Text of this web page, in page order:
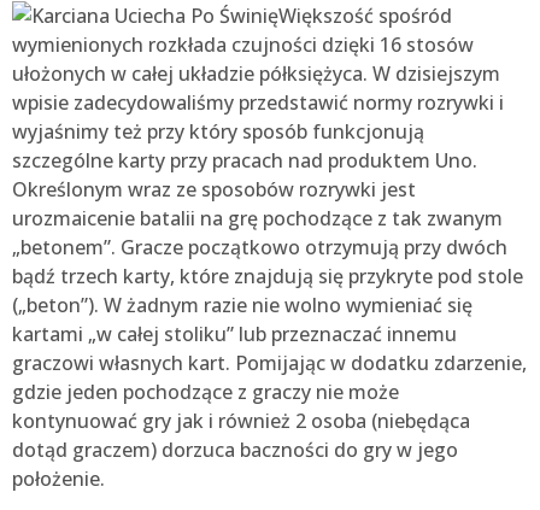
Większość spośród
wymienionych rozkłada czujności dzięki 16 stosów
ułożonych w całej układzie półksiężyca. W dzisiejszym
wpisie zadecydowaliśmy przedstawić normy rozrywki i
wyjaśnimy też przy który sposób funkcjonują
szczególne karty przy pracach nad produktem Uno.
Określonym wraz ze sposobów rozrywki jest
urozmaicenie batalii na grę pochodzące z tak zwanym
„betonem”. Gracze początkowo otrzymują przy dwóch
bądź trzech karty, które znajdują się przykryte pod stole
(„beton”). W żadnym razie nie wolno wymieniać się
kartami „w całej stoliku” lub przeznaczać innemu
graczowi własnych kart. Pomijając w dodatku zdarzenie,
gdzie jeden pochodzące z graczy nie może
kontynuować gry jak i również 2 osoba (niebędąca
dotąd graczem) dorzuca baczności do gry w jego
położenie.